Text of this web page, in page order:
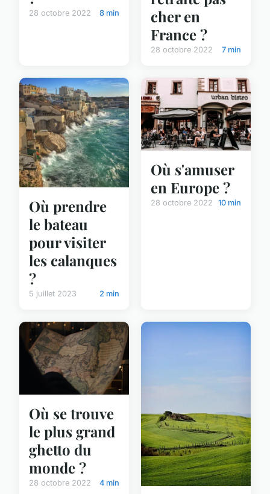
28 octobre 2022 8 min
cher en
France ?
28 octobre 2022 7 min
Où prendre
le bateau
pour visiter
les calanques
?
5 juillet 2023 2 min
Où s'amuser
en Europe ?
28 octobre 2022 10 min
Où se trouve
le plus grand
ghetto du
monde ?
28 octobre 2022 4 min